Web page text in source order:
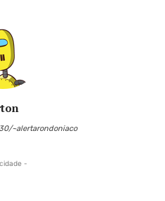
~alertarondoniaco
-